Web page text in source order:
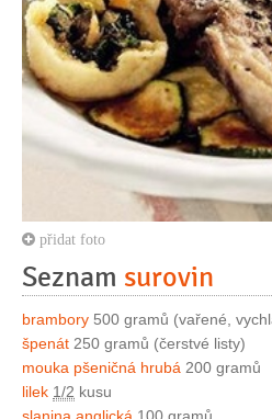
přidat foto
Seznam surovin
brambory 500 gramů (vařené,
špenát 250 gramů (čerstvé listy)
mouka pšeničná hrubá 200 gramů
lilek 1/2 kusu
slanina anglická 100 gramů